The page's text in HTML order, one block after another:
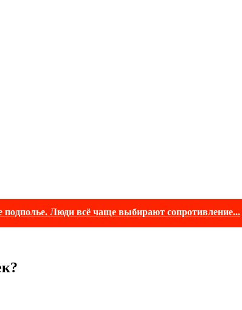
подполье. Люди всё чаще выбирают сопротивление...